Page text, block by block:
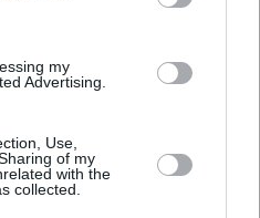
my
Advertising.
Use,
of my
with the
collected.